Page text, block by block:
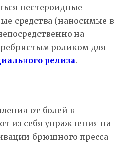
нестероидные
средства (наносимые в
на
роликом для
релиза.
от болей в
из себя упражнения на
брюшного пресса